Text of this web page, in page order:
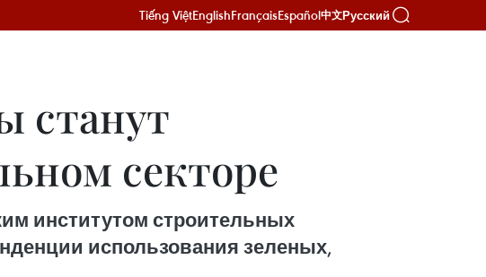
Tiếng ViệtEnglishFrançaisEspañol中文Русский
станут
секторе
институтом строительных
использования зеленых,